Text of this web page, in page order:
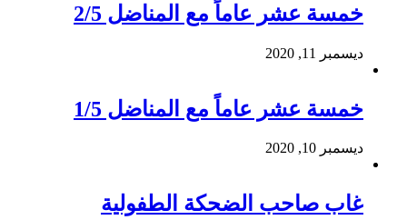
خمسة عشر عاماً مع المناضل 2/5
ديسمبر 11, 2020
خمسة عشر عاماً مع المناضل 1/5
ديسمبر 10, 2020
غاب صاحب الضحكة الطفولية